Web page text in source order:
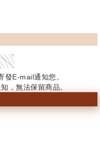
發E-mail通知您。
，無法保留商品。